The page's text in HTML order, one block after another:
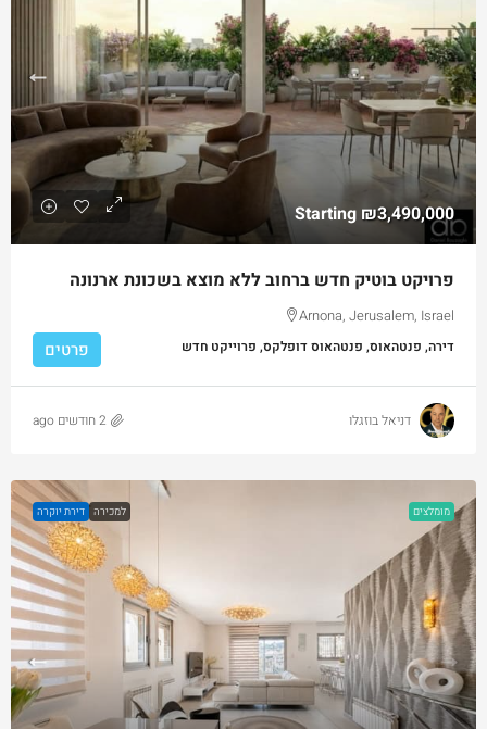
Starting₪3,490,000
פרויקט בוטיק חדש ברחוב ללא מוצא בשכונת ארנונה
Arnona, Jerusalem, Israel
דירה, פנטהאוס, פנטהאוס דופלקס, פרוייקט חדש פרטים
דניאל בוזגלו 2 חודשים ago
מומלצים למכירה דירת יוקרה